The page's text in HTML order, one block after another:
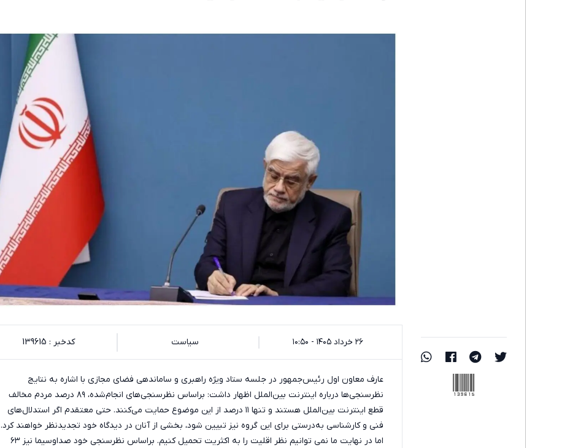
۲۶ خرداد ۱۴۰۵ - ۱۰:۵۰ سیاست کدخبر : 139615
عارف معاون اول رئیس‌جمهور در جلسه ستاد ویژه راهبری و ساماندهی فضای مجازی با اشاره به نتایج
نظرسنجی‌ها درباره اینترنت بین‌الملل اظهار داشت: براساس نظرسنجی‌های انجام‌شده، ۸۹ درصد مردم مخالف
قطع اینترنت بین‌الملل هستند و تنها ۱۱ درصد از این موضوع حمایت می‌کنند. حتی معتقدم اگر استدلال‌های
فنی و کارشناسی به‌درستی برای این گروه نیز تبیین شود، بخشی از آنان در دیدگاه خود تجدیدنظر خواهند کرد.
اما در نهایت ما نمی توانیم نظر اقلیت را به اکثریت تحمیل کنیم. براساس نظرسنجی خود صداوسیما نیز ۶۳